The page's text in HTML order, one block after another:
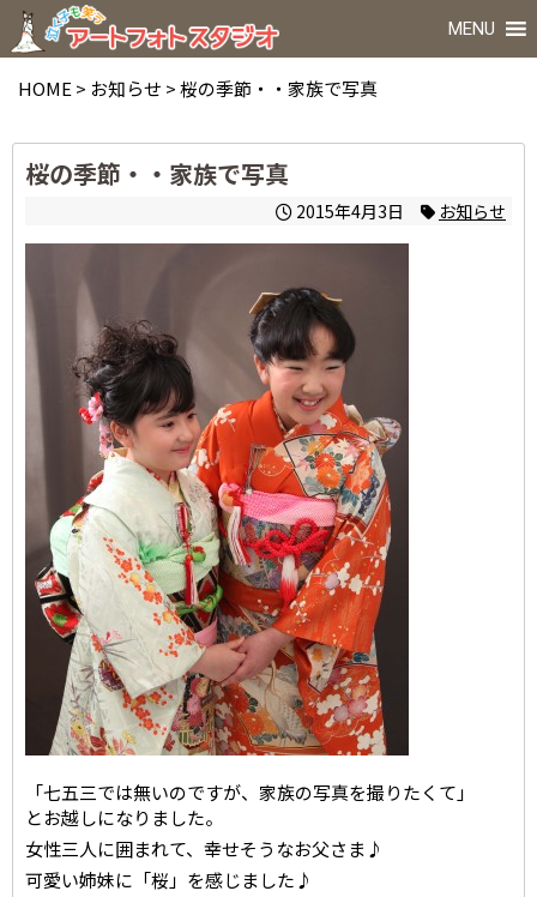
MENU
HOME > お知らせ >桜の季節・・家族で写真
桜の季節・・家族で写真
2015年4月3日 お知らせ
「七五三では無いのですが、家族の写真を撮りたくて」
とお越しになりました。
女性三人に囲まれて、幸せそうなお父さま♪
可愛い姉妹に「桜」を感じました♪